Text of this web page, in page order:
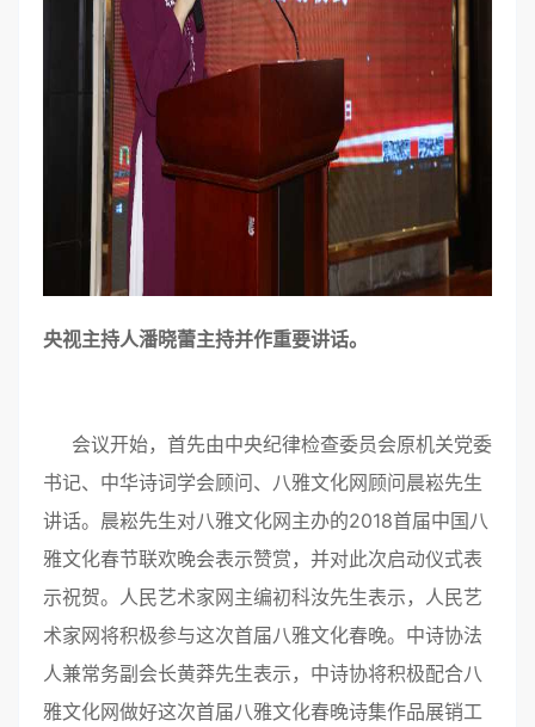
央视主持人潘晓蕾主持并作重要讲话。
会议开始，首先由中央纪律检查委员会原机关党委
书记、中华诗词学会顾问、八雅文化网顾问晨崧先生
讲话。晨崧先生对八雅文化网主办的2018首届中国八
雅文化春节联欢晚会表示赞赏，并对此次启动仪式表
示祝贺。人民艺术家网主编初科汝先生表示，人民艺
术家网将积极参与这次首届八雅文化春晚。中诗协法
人兼常务副会长黄莽先生表示，中诗协将积极配合八
雅文化网做好这次首届八雅文化春晚诗集作品展销工